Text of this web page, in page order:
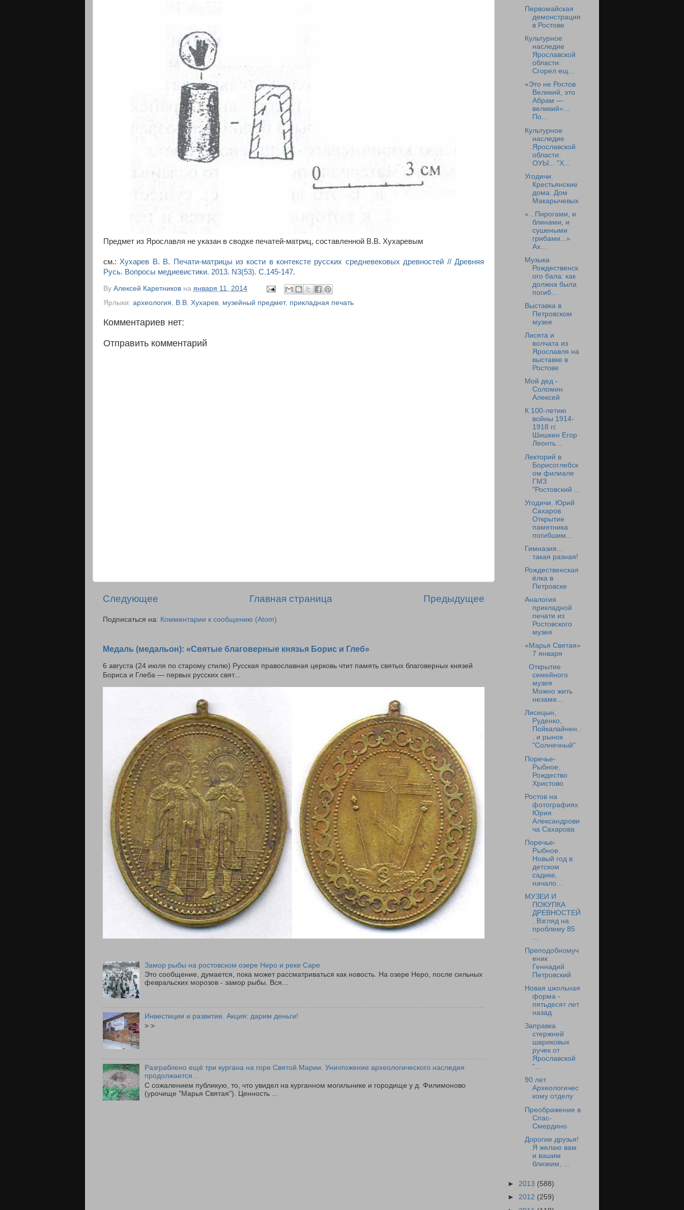
Предмет из Ярославля не указан в сводке печатей-матриц, составленной В.В. Хухаревым
см.: Хухарев В. В. Печати-матрицы из кости в контексте русских средневековых древностей // Древняя
Русь. Вопросы медиевистики. 2013. N3(53). С.145-147.
By Алексей Каретников на января 11, 2014
Ярлыки: археология В.В. Хухарев музейный предмет, прикладная печать
Комментариев нет:
Отправить комментарий
Следующее Предыдущее
Главная страница
Подписаться на: Комментарии к сообщению (Atom)
Медаль (медальон): «Святые благоверные князья Борис и Глеб»
6 августа (24 июля по старому стилю) Русская православная церковь чтит память святых благоверных князей
Бориса и Глеба — первых русских свят...
Замор рыбы на ростовском озере Неро и реке Саре
Это сообщение, думается, пока может рассматриваться как новость. На озере Неро, после сильных
февральских морозов - замор рыбы. Вся...
Инвестиции и развитие. Акция: дарим деньги!
> >
Разграблено ещё три кургана на горе Святой Марии. Уничтожение археологического наследия
продолжается...
С сожалением публикую, то, что увидел на курганном могильнике и городище у д. Филимоново
(урочище "Марья Святая"). Ценность ...
Первомайская
демонстрация
в Ростове
Культурное
наследие
Ярославской
области:
Сгорел ещ...
«Это не Ростов
Великий, это
Абрам —
великий»...
По...
Культурное
наследие
Ярославской
области:
ОУЫ... "Х...
Угодичи.
Крестьянские
дома. Дом
Макарычевых
«...Пирогами, и
блинами, и
сушеными
грибами...»
Ах...
Музыка
Рождественск
ого бала: как
должна была
погиб...
Выставка в
Петровском
музее
Лисята и
волчата из
Ярославля на
выставке в
Ростове
Мой дед -
Соломин
Алексей
К 100-летию
войны 1914-
1918 гг.
Шишкин Егор
Леонть...
Лекторий в
Борисоглебск
ом филиале
ГМЗ
"Ростовский ...
Угодичи. Юрий
Сахаров.
Открытие
памятника
погибшим...
Гимназия...
такая разная!
Рождественская
ёлка в
Петровске
Аналогия
прикладной
печати из
Ростовского
музея
«Марья Святая»
7 января
Открытие
семейного
музея
Можно жить
незаме...
Лисицын,
Руденко,
Пойкалайнен..
. и рынок
"Солнечный"
Поречье-
Рыбное.
Рождество
Христово
Ростов на
фотографиях
Юрия
Александрови
ча Сахарова
Поречье-
Рыбное.
Новый год в
детском
садике,
начало...
МУЗЕИ И
ПОКУПКА
ДРЕВНОСТЕЙ
. Взгляд на
проблему 85
Преподобномуч
еник
Геннадий
Петровский
Новая школьная
форма -
пятьдесят лет
назад
Заправка
стержней
шариковых
ручек от
Ярославской
"...
90 лет
Археологичес
кому отделу
Преображение в
Спас-
Смердино
Дорогие друзья!
Я желаю вам
и вашим
близким, ...
► 2013 (588)
► 2012 (259)